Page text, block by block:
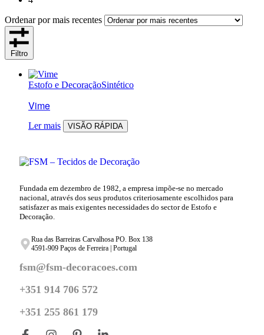
Ordenar por mais recentes
Filtro
Estofo e DecoraçãoSintético
Vime
Ler mais VISÃO RÁPIDA
Fundada em dezembro de 1982, a empresa impõe-se no mercado
nacional, através dos seus produtos criteriosamente escolhidos para
satisfazer as mais exigentes necessidades do sector de Estofo e
Decoração.
Rua das Barreiras Carvalhosa PO. Box 138
4591-909 Paços de Ferreira | Portugal
fsm@fsm-decoracoes.com
+351 914 706 572
+351 255 861 179